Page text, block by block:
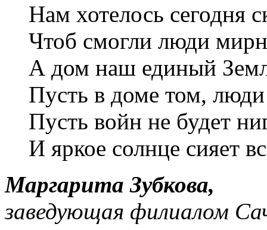
Нам хотелось сегодня
Чтоб смогли люди
А дом наш единый
Пусть в доме том,
Пусть войн не будет
И яркое солнце сияет
Маргарита Зубкова,
заведующая филиалом